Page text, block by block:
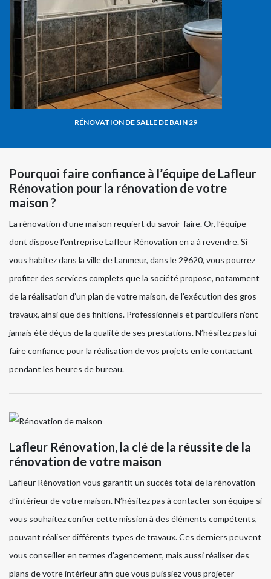
RÉNOVATION DE SALLE DE BAIN 29
Pourquoi faire confiance à l’équipe de Lafleur
Rénovation pour la rénovation de votre
maison ?
La rénovation d’une maison requiert du savoir-faire. Or, l’équipe
dont dispose l’entreprise Lafleur Rénovation en a à revendre. Si
vous habitez dans la ville de Lanmeur, dans le 29620, vous pourrez
profiter des services complets que la société propose, notamment
de la réalisation d’un plan de votre maison, de l’exécution des gros
travaux, ainsi que des finitions. Professionnels et particuliers n’ont
jamais été déçus de la qualité de ses prestations. N’hésitez pas lui
faire confiance pour la réalisation de vos projets en le contactant
pendant les heures de bureau.
Lafleur Rénovation, la clé de la réussite de la
rénovation de votre maison
Lafleur Rénovation vous garantit un succès total de la rénovation
d’intérieur de votre maison. N’hésitez pas à contacter son équipe si
vous souhaitez confier cette mission à des éléments compétents,
pouvant réaliser différents types de travaux. Ces derniers peuvent
vous conseiller en termes d’agencement, mais aussi réaliser des
plans de votre intérieur afin que vous puissiez vous projeter